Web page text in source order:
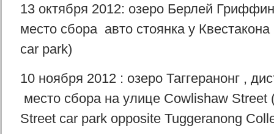
13 октября 2012: озеро Берлей
место сбора авто стоянка у
car park)
10 ноября 2012 : озеро Таггеранонг ,
место сбора на улице Cowlishaw Street
Street car park opposite Tuggeranong